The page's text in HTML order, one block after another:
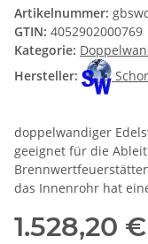
Artikelnummer:
GTIN: 4052902000769
Kategorie:
Hersteller:
doppelwandiger
geeignet für die
das Innenrohr hat
1.528,20 €